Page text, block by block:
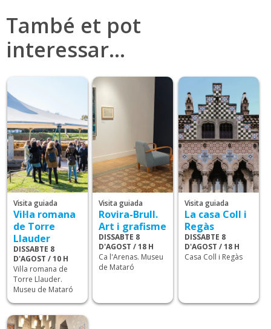
També et pot
interessar…
Visita guiada
Vil·la romana
de Torre
Llauder
DISSABTE 8
D'AGOST / 10 H
Vil·la romana de
Torre Llauder.
Museu de Mataró
Visita guiada
Rovira-Brull.
Art i grafisme
DISSABTE 8
D'AGOST / 18 H
Ca l'Arenas. Museu
de Mataró
Visita guiada
La casa Coll i
Regàs
DISSABTE 8
D'AGOST / 18 H
Casa Coll i Regàs